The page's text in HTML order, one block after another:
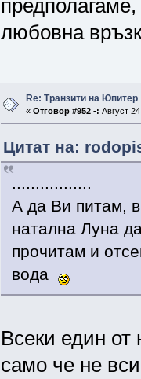
любовна
Re: Транзити на Юпитер
« Отговор #952 -: Август
Цитат на:
.................
А да Ви питам,
натална Луна
прочитам и
вода
Всеки един от
само че не